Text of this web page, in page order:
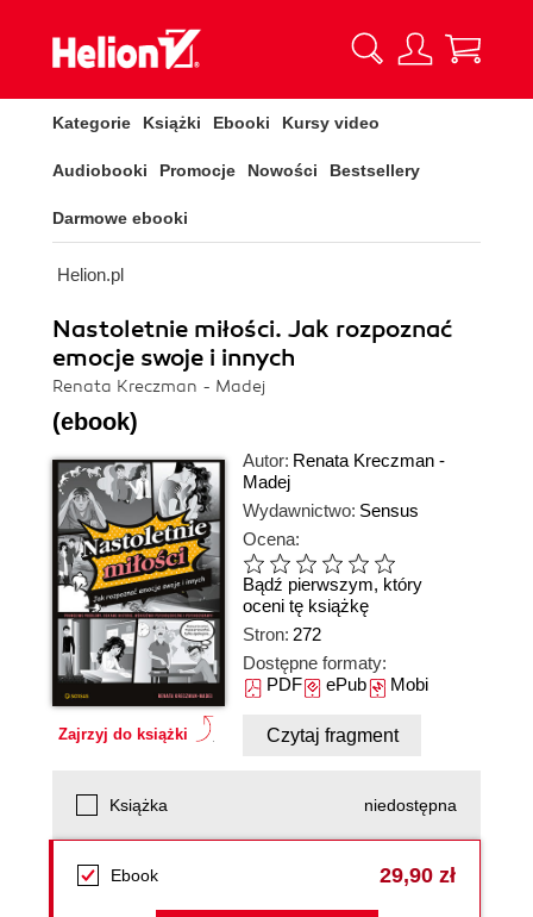
Kategorie Książki Ebooki Kursy video
Audiobooki Promocje Nowości Bestsellery
Darmowe ebooki
Helion.pl
Nastoletnie miłości. Jak rozpoznać
emocje swoje i innych
Renata Kreczman - Madej
(ebook)
Zajrzyj do książki
Autor: Renata Kreczman -
Madej
Wydawnictwo: Sensus
Ocena:
Bądź pierwszym, który
oceni tę książkę
Stron: 272
Dostępne formaty:
PDFePubMobi
Czytaj fragment
Książka niedostępna
Ebook 29,90 zł